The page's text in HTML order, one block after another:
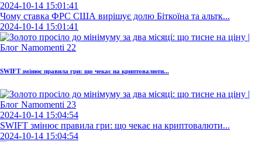
2024-10-14 15:01:41
Чому ставка ФРС США вирішує долю Біткоїна та альтк...
2024-10-14 15:01:41
SWIFT змінює правила гри: що чекає на криптовалюти...
2024-10-14 15:04:54
SWIFT змінює правила гри: що чекає на криптовалюти...
2024-10-14 15:04:54